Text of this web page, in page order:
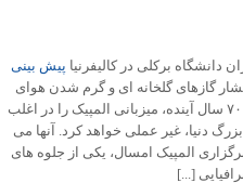
دانشگاه برکلی در کالیفرنیا پیش بینی
گازهای گلخانه ای و گرم شدن هوای
زمین، در ۷۰ سال آینده، میزبانی المپیک را در اغلب
دنیا، غیر عملی خواهد کرد. آنها می
المپیک امسال، یکی از جلوه های
[...]